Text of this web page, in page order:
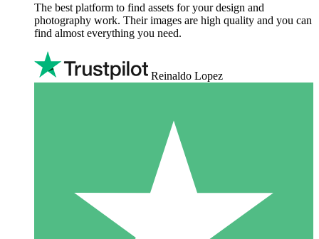
The best platform to find assets for your design and
photography work. Their images are high quality and you can
find almost everything you need.
Reinaldo Lopez